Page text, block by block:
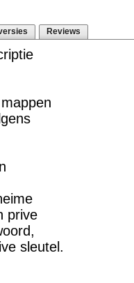
Reviews
prive
sleutel.